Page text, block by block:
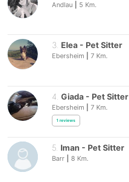
Andlau 5 Km.
3. Elea - Pet Sitter
Ebersheim 7 Km.
4 Giada - Pet Sitter
Ebersheim 7 Km.
1 reviews
5 Iman - Pet Sitter
Barr 8 Km.